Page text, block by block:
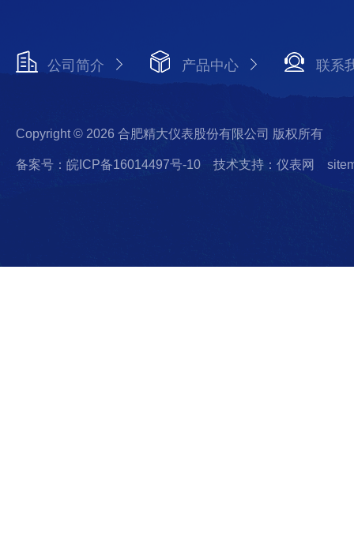
公司简介 产品中心 联系
Copyright © 2026 合肥精大仪表股份有限公司 版权所有
备案号：皖ICP备16014497号-10 技术支持：仪表网